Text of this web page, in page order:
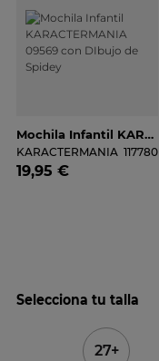
Mochila Infantil KARACTERMANIA 09569 Con DIbujo De Spidey
KARACTERMANIA 117780
19,95 €
Selecciona tu talla
27+